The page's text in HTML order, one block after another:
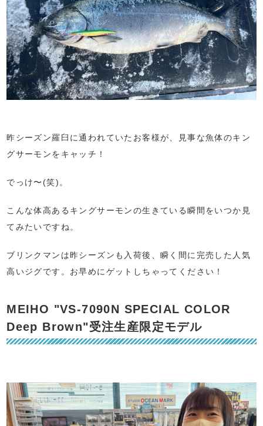
昨シーズン羅臼に通われていたお客様が、見事な魚体のキン
グサーモンをキャッチ！
でっけ〜(笑)。
こんな体高あるキングサーモンの生きている瞬間をいつか見
てみたいですね。
ブリンクマンは昨シーズンも入荷後、瞬く間に完売した人気
高いジグです。お早めにゲットしちゃってください！
MEIHO "VS-7090N SPECIAL COLOR
Deep Brown"受注生産限定モデル